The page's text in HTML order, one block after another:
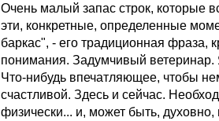
Очень малый запас строк, которые
эти, конкретные, определенные
баркас", - его традиционная фраза,
понимания. Задумчивый
Что-нибудь впечатляющее, чтобы
счастливой. Здесь и сейчас.
физически... и, может быть, духовно,